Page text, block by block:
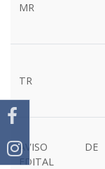
MR
TR
AVISO DE
EDITAL